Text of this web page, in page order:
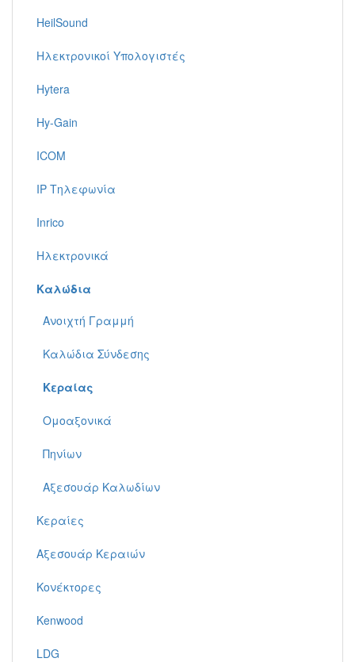
HeilSound
Ηλεκτρονικοί Υπολογιστές
Hytera
Hy-Gain
ICOM
IP Τηλεφωνία
Inrico
Ηλεκτρονικά
Καλώδια
Ανοιχτή Γραμμή
Καλώδια Σύνδεσης
Κεραίας
Ομοαξονικά
Πηνίων
Αξεσουάρ Καλωδίων
Κεραίες
Αξεσουάρ Κεραιών
Κονέκτορες
Kenwood
LDG